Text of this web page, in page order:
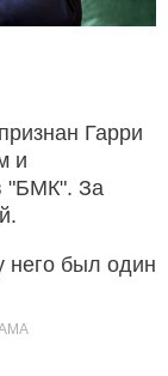
Гарри
и
"БМК". За
него был один